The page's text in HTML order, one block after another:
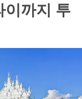
이까지 투